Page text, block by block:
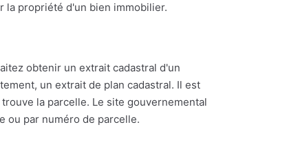
la propriété d'un bien immobilier.
obtenir un extrait cadastral d'un
un extrait de plan cadastral. Il est
la parcelle. Le site gouvernemental
ou par numéro de parcelle.